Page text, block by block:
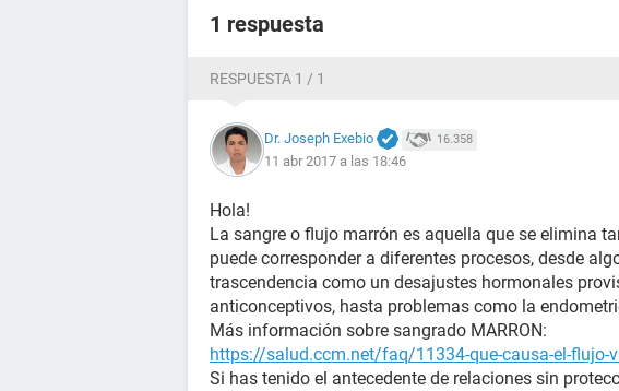
1 respuesta
RESPUESTA 1 / 1
Dr. Joseph Exebio 16.358
11 abr 2017 a las 18:46
Hola!
La sangre o flujo marrón es aquella que se elimina
puede corresponder a diferentes procesos, desde
trascendencia como un desajustes hormonales
anticonceptivos, hasta problemas como la
Más información sobre sangrado MARRON:
https://salud.ccm.net/faq/11334-que-causa-el-flujo-
Si has tenido el antecedente de relaciones sin